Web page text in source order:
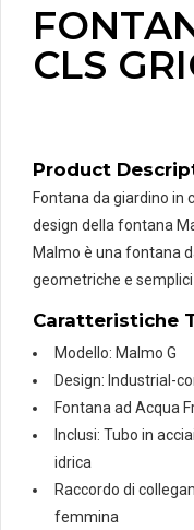
CLS
Product
Fontana da giardino in
design della fontana
Malmo è una fontana
geometriche e
Caratteristiche
Modello: Malmo G
Design: Industrial-
Fontana ad Acqua
Inclusi: Tubo in
idrica
Raccordo di
femmina